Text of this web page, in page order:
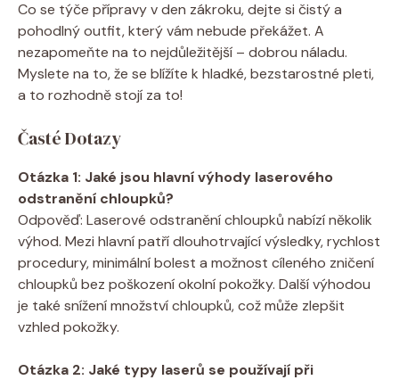
Co se týče přípravy v den zákroku, dejte si čistý a
pohodlný outfit, který vám nebude překážet. A
nezapomeňte na to nejdůležitější – dobrou náladu.
Myslete na to, že se blížíte k hladké, bezstarostné pleti,
a to rozhodně stojí za to!
Časté Dotazy
Otázka 1: Jaké jsou hlavní výhody laserového
odstranění chloupků?
Odpověď: Laserové odstranění chloupků nabízí několik
výhod. Mezi hlavní patří dlouhotrvající výsledky, rychlost
procedury, minimální bolest a možnost cíleného zničení
chloupků bez poškození okolní pokožky. Další výhodou
je také snížení množství chloupků, což může zlepšit
vzhled pokožky.
Otázka 2: Jaké typy laserů se používají při